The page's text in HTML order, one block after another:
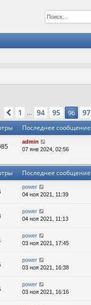
Страница 96из150
Пред.
1 94 95 96 97
Последнее сообщение
admin
07 янв 2024, 02:56
Последнее сообщение
power
04 ноя 2021, 11:39
power
04 ноя 2021, 11:13
power
03 ноя 2021, 17:45
power
03 ноя 2021, 16:38
power
03 ноя 2021, 16:16